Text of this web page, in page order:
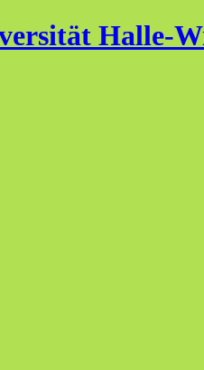
Halle-